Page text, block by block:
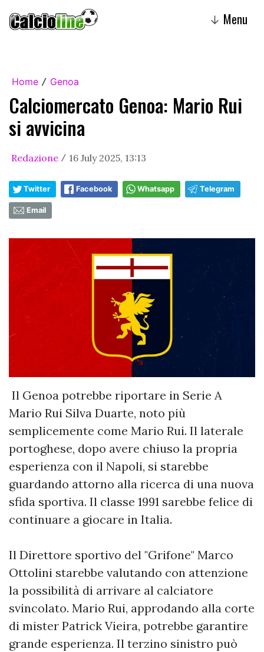
↓ Menu
Home / Genoa
Calciomercato Genoa: Mario Rui
si avvicina
Redazione / 16 July 2025, 13:13
Twitter Facebook Whatsapp Telegram
Email
Il Genoa potrebbe riportare in Serie A
Mario Rui Silva Duarte, noto più
semplicemente come Mario Rui. Il laterale
portoghese, dopo avere chiuso la propria
esperienza con il Napoli, si starebbe
guardando attorno alla ricerca di una nuova
sfida sportiva. Il classe 1991 sarebbe felice di
continuare a giocare in Italia.
Il Direttore sportivo del "Grifone" Marco
Ottolini starebbe valutando con attenzione
la possibilità di arrivare al calciatore
svincolato. Mario Rui, approdando alla corte
di mister Patrick Vieira, potrebbe garantire
grande esperienza. Il terzino sinistro può